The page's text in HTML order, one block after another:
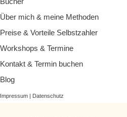
Über mich & meine Methoden
Preise & Vorteile Selbstzahler
Workshops & Termine
Kontakt & Termin buchen
Blog
Impressum | Datenschutz